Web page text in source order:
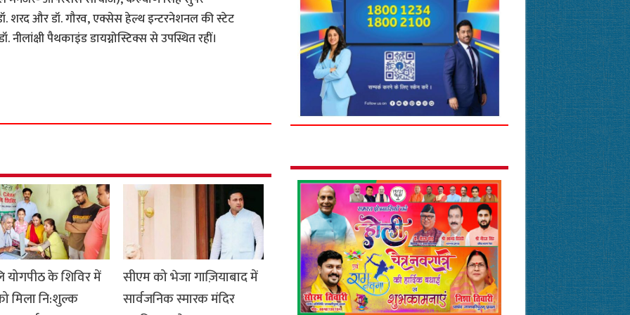
शरद और डॉ. गौरव, एक्सेस हेल्थ इन्टरनेशनल की स्टेट
नीलांक्षी पैथकाइंड डायग्नोस्टिक्स से उपस्थित रहीं।
योगपीठ के शिविर में
मिला नि:शुल्क
सीएम को भेजा गाज़ियाबाद में
सार्वजनिक स्मारक मंदिर